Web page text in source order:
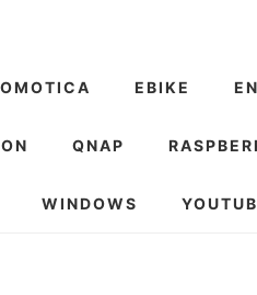
EBIKE
QNAP
WINDOWS